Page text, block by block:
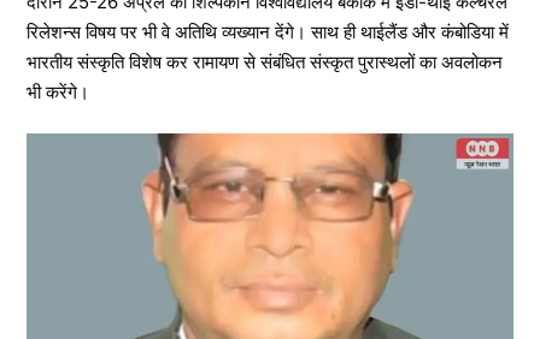
रिलेशन्स विषय पर भी वे अतिथि व्यख्यान देंगे। साथ ही थाईलैंड और कंबोडिया में
भारतीय संस्कृति विशेष कर रामायण से संबंधित संस्कृत पुरास्थलों का अवलोकन
भी करेंगे।